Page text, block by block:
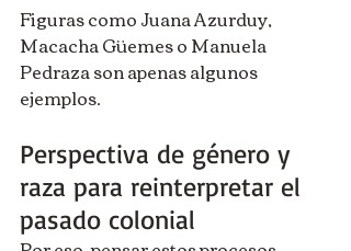
Figuras como Juana Azurduy,
Macacha Güemes o Manuela
Pedraza son apenas algunos
ejemplos.
Perspectiva de género y
raza para reinterpretar el
pasado colonial